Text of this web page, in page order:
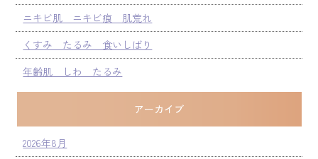
ニキビ肌 ニキビ痕 肌荒れ
くすみ たるみ 食いしばり
年齢肌 しわ たるみ
アーカイブ
2026年8月